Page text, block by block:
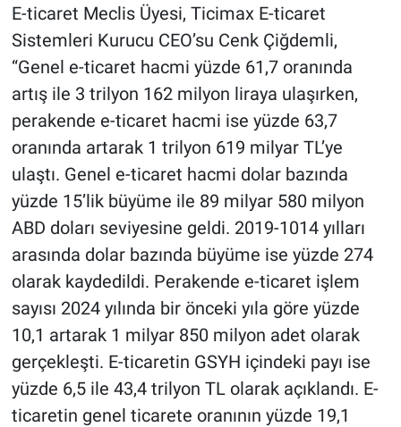
E-ticaret Meclis Üyesi, Ticimax E-ticaret
Sistemleri Kurucu CEO’su Cenk Çiğdemli,
“Genel e-ticaret hacmi yüzde 61,7 oranında
artış ile 3 trilyon 162 milyon liraya ulaşırken,
perakende e-ticaret hacmi ise yüzde 63,7
oranında artarak 1 trilyon 619 milyar TL’ye
ulaştı. Genel e-ticaret hacmi dolar bazında
yüzde 15’lik büyüme ile 89 milyar 580 milyon
ABD doları seviyesine geldi. 2019-1014 yılları
arasında dolar bazında büyüme ise yüzde 274
olarak kaydedildi. Perakende e-ticaret işlem
sayısı 2024 yılında bir önceki yıla göre yüzde
10,1 artarak 1 milyar 850 milyon adet olarak
gerçekleşti. E-ticaretin GSYH içindeki payı ise
yüzde 6,5 ile 43,4 trilyon TL olarak açıklandı. E-
ticaretin genel ticarete oranının yüzde 19,1